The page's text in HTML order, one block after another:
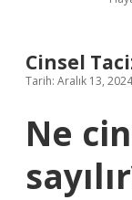
Cinsel
Tarih: Aralık 13, 2024
Ne